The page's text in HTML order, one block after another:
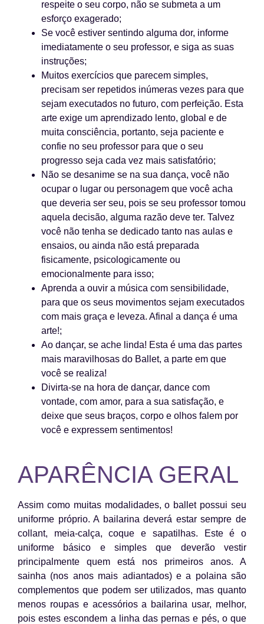
respeite o seu corpo, não se submeta a um
esforço exagerado;
Se você estiver sentindo alguma dor, informe
imediatamente o seu professor, e siga as suas
instruções;
Muitos exercícios que parecem simples,
precisam ser repetidos inúmeras vezes para que
sejam executados no futuro, com perfeição. Esta
arte exige um aprendizado lento, global e de
muita consciência, portanto, seja paciente e
confie no seu professor para que o seu
progresso seja cada vez mais satisfatório;
Não se desanime se na sua dança, você não
ocupar o lugar ou personagem que você acha
que deveria ser seu, pois se seu professor tomou
aquela decisão, alguma razão deve ter. Talvez
você não tenha se dedicado tanto nas aulas e
ensaios, ou ainda não está preparada
fisicamente, psicologicamente ou
emocionalmente para isso;
Aprenda a ouvir a música com sensibilidade,
para que os seus movimentos sejam executados
com mais graça e leveza. Afinal a dança é uma
arte!;
Ao dançar, se ache linda! Esta é uma das partes
mais maravilhosas do Ballet, a parte em que
você se realiza!
Divirta-se na hora de dançar, dance com
vontade, com amor, para a sua satisfação, e
deixe que seus braços, corpo e olhos falem por
você e expressem sentimentos!
APARÊNCIA GERAL
Assim como muitas modalidades, o ballet possui seu
uniforme próprio. A bailarina deverá estar sempre de
collant, meia-calça, coque e sapatilhas. Este é o
uniforme básico e simples que deverão vestir
principalmente quem está nos primeiros anos. A
sainha (nos anos mais adiantados) e a polaina são
complementos que podem ser utilizados, mas quanto
menos roupas e acessórios a bailarina usar, melhor,
pois estes escondem a linha das pernas e pés, o que